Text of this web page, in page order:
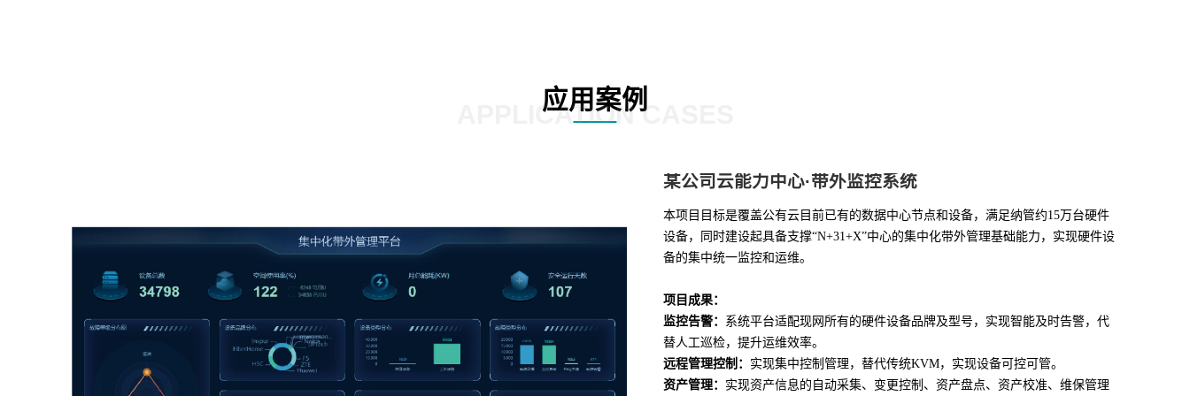
应用案例
APPLICATION CASES
某公司云能力中心·带外监控系统
本项目目标是覆盖公有云目前已有的数据中心节点和设备，满足纳管约15万台硬件
设备，同时建设起具备支撑“N+31+X”中心的集中化带外管理基础能力，实现硬件设
备的集中统一监控和运维。
项目成果：
监控告警： 系统平台适配现网所有的硬件设备品牌及型号，实现智能及时告警，代
替人工巡检，提升运维效率。
远程管理控制： 实现集中控制管理，替代传统KVM，实现设备可控可管。
资产管理： 实现资产信息的自动采集、变更控制、资产盘点、资产校准、维保管理